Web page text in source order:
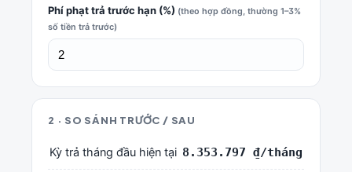
Phí phạt trả trước hạn (%) (theo hợp đồng, thường 1–3%
số tiền trả trước)
2 · SO SÁNH TRƯỚC / SAU
Kỳ trả tháng đầu hiện tại 8.353.797 ₫/tháng